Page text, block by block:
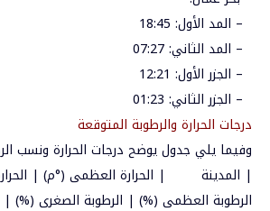
– المد الأول: 18:45
– المد الثاني: 07:27
– الجزر الأول: 12:21
– الجزر الثاني: 01:23
درجات الحرارة والرطوبة المتوقعة
وفيما يلي جدوليوضح درجات الحرارة ونسب
| المدينة | الحرارة العظمى (°م) |
الرطوبة العظمى (%) | الرطوبة الصغرى (%) |